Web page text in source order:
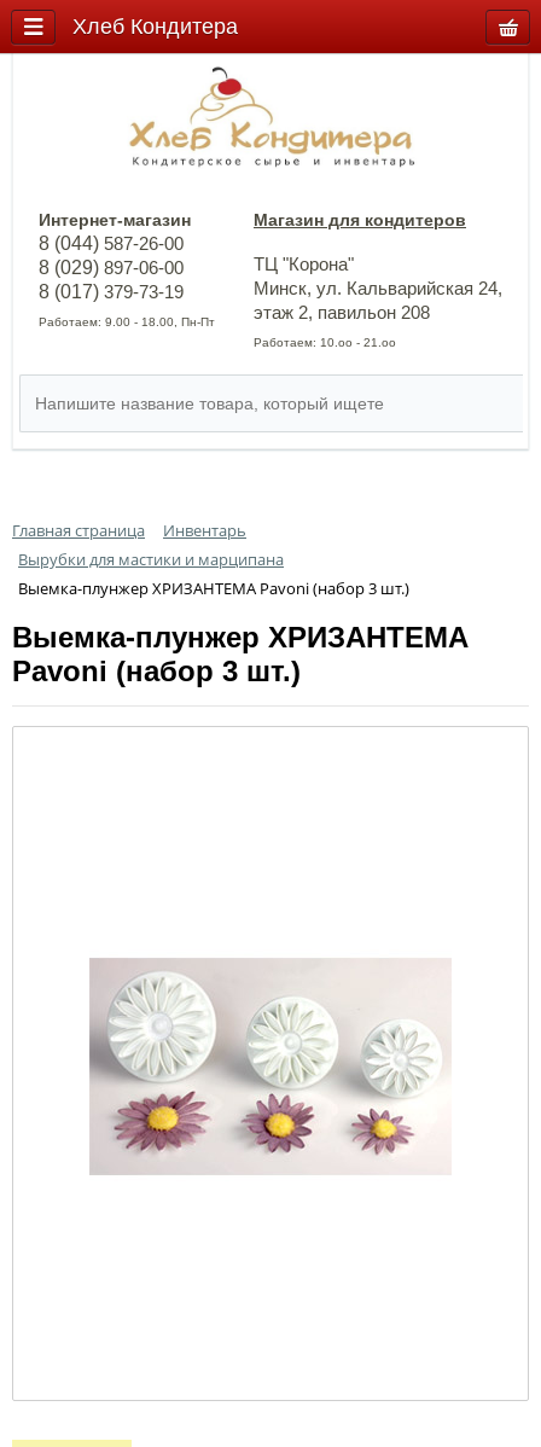
Интернет-магазин
8 (044) 587-26-00
8 (029) 897-06-00
8 (017) 379-73-19
Работаем: 9.00 - 18.00, Пн-Пт
Магазин для кондитеров
ТЦ "Корона"
Минск, ул. Кальварийская 24,
этаж 2, павильон 208
Работаем: 10.оо - 21.оо
Главная страница
Инвентарь
Вырубки для мастики и марципана
Выемка-плунжер ХРИЗАНТЕМА Pavoni (набор 3 шт.)
Выемка-плунжер ХРИЗАНТЕМА
Pavoni (набор 3 шт.)
Хлеб Кондитера